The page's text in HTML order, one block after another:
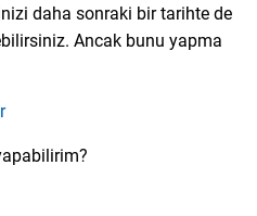
daha sonraki bir tarihte de
Ancak bunu yapma